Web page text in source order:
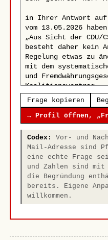
Frage kopieren
→ Profil öffnen,
Codex:
Vor- und
Mail-Adresse sind
eine echte Frage
und Zahlen sind mit
die Begründung
bereits. Eigene
willkommen.